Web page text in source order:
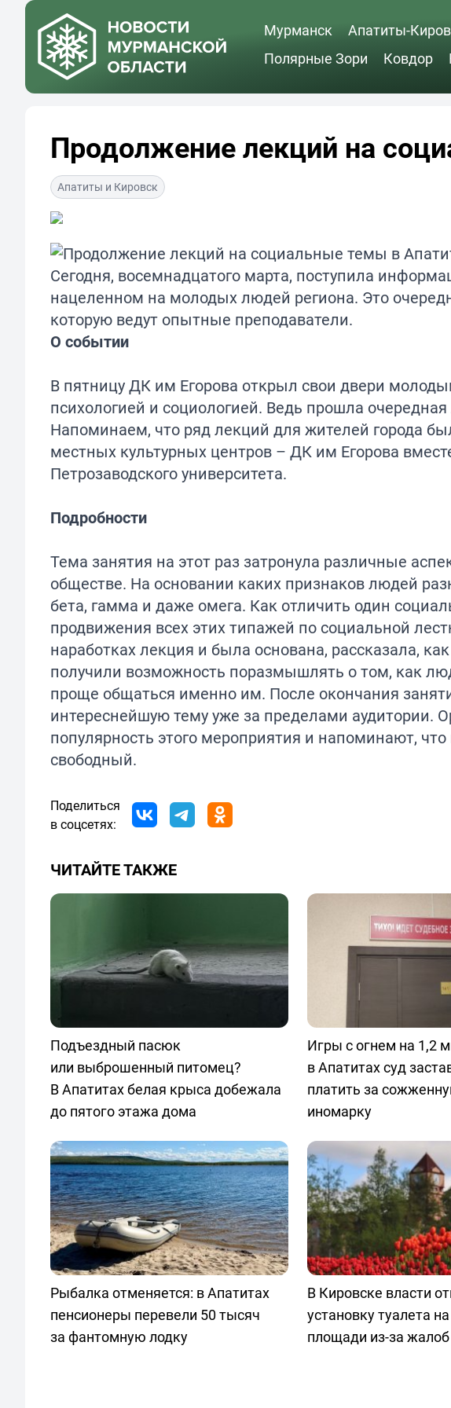
Мурманск Апатиты-
Полярные Зори
Ковдор
Продолжение лекций на
Апатиты и Кировск
Сегодня, восемнадцатого марта, поступила
нацеленном на молодых людей региона. Это
которую ведут опытные преподаватели.
О событии
В пятницу ДК им Егорова открыл свои двери
психологией и социологией. Ведь прошла
Напоминаем, что ряд лекций для жителей города
местных культурных центров – ДК им Егорова
Петрозаводского университета.
Подробности
Тема занятия на этот раз затронула различные
обществе. На основании каких признаков людей
бета, гамма и даже омега. Как отличить один
продвижения всех этих типажей по социальной
наработках лекция и была основана, рассказала,
получили возможность поразмышлять о том, как
проще общаться именно им. После окончания
интереснейшую тему уже за пределами аудитории.
популярность этого мероприятия и напоминают,
свободный.
Поделиться
в соцсетях:
ЧИТАЙТЕ ТАКЖЕ
Подъездный пасюк
или выброшенный питомец?
В Апатитах белая крыса добежала
до пятого этажа дома
Игры с огнем на 1,2
в Апатитах суд
платить за
иномарку
Рыбалка отменяется: в Апатитах
пенсионеры перевели 50 тысяч
за фантомную лодку
В Кировске власти
установку туалета
площади из-за